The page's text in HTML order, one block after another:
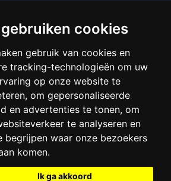
cookies
gebruik van cookies en
tracking-technologieën om uw
op onze website te
om gepersonaliseerde
en advertenties te tonen, om
te analyseren en
begrijpen waar onze bezoekers
komen.
Ik ga akkoord
|Sitemap
preferences